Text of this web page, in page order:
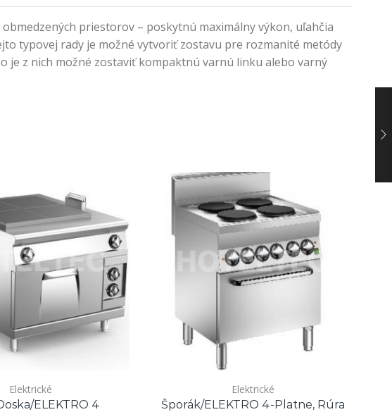
priestorov – poskytnú maximálny výkon, uľahčia
typovej rady je možné vytvoriť zostavu pre rozmanité metódy
je z nich možné zostaviť kompaktnú varnú linku alebo varný
Elektrické
ELEKTRO 4
Elektrické
Šporák/ELEKTRO 4-Platne, Rúra